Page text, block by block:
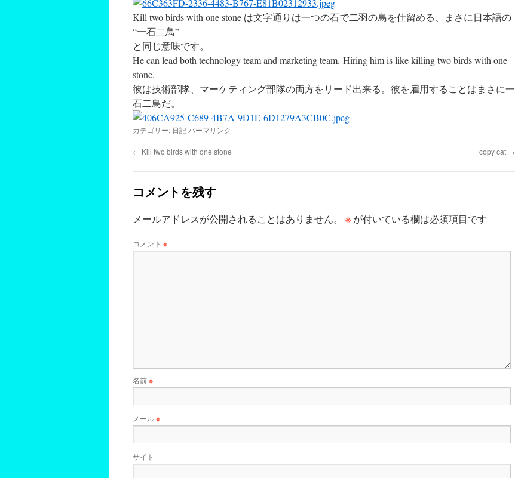
Kill two birds with one stone は文字通りは一つの石で二羽の鳥を仕留める、まさに日本語の
“一石二鳥”
と同じ意味です。
He can lead both technology team and marketing team. Hiring him is like killing two birds with one
stone.
彼は技術部隊、マーケティング部隊の両方をリード出来る。彼を雇用することはまさに一
石二鳥だ。
カテゴリー: 日記 パーマリンク
← Kill two birds with one stone copy cat →
コメントを残す
メールアドレスが公開されることはありません。 ※ が付いている欄は必須項目です
コメント ※
名前※
メール※
サイト